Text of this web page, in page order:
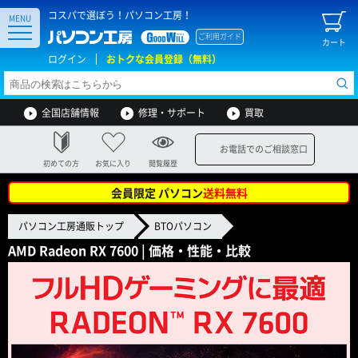
コスパで選ぼう！パソコン工房！
カート
ご利用ガイド
ログイン おトクな会員登録（無料）
MENU
全国店舗情報 修理・サポート 買取
初めての方 お気に入り 閲覧履歴
お電話でのご相談窓口
会員限定 パソコン送料無料
パソコン工房通販トップ BTOパソコン
AMD Radeon RX 7600 | 価格・性能・比較